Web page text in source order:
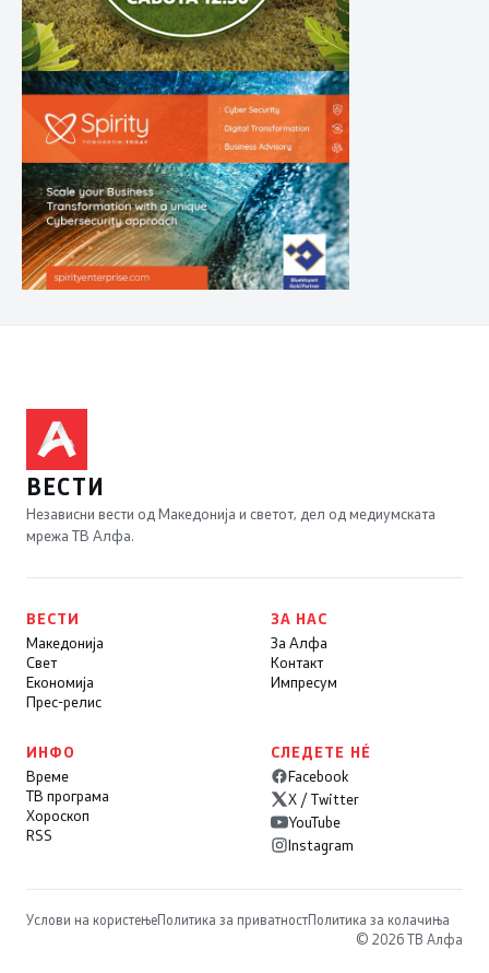
ВЕСТИ
Независни вести од Македонија и светот, дел од медиумската
мрежа ТВ Алфа.
ВЕСТИ
Македонија
Свет
Економија
Прес-релис
ЗА НАС
За Алфа
Контакт
Импресум
ИНФО
Време
ТВ програма
Хороскоп
RSS
СЛЕДЕТЕ НÉ
Facebook
X / Twitter
YouTube
Instagram
Услови на користењеПолитика за приватностПолитика за колачиња
© 2026 ТВ Алфа